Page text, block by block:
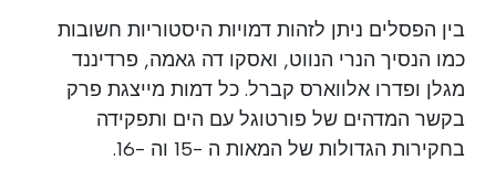
בין הפסלים ניתן לזהות דמויות היסטוריות חשובות
כמו הנסיך הנרי הנווט, ואסקו דה גאמה, פרדיננד
מגלן ופדרו אלווארס קברל. כל דמות מייצגת פרק
בקשר המדהים של פורטוגל עם הים ותפקידה
בחקירות הגדולות של המאות ה -15 וה -16.